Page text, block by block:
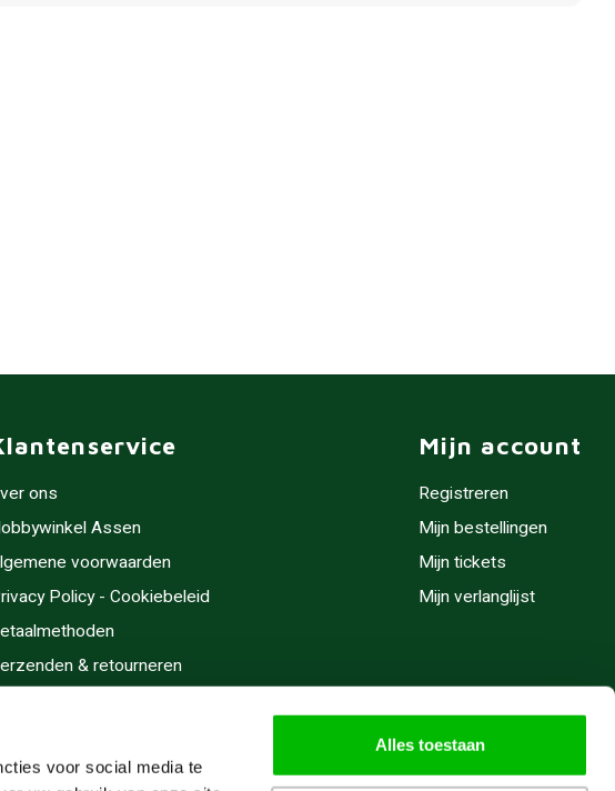
voor social media te
Alles toestaan
ons
Assen
voorwaarden
Policy - Cookiebeleid
& retourneren
Mijn account
Registreren
Mijn bestellingen
Mijn tickets
Mijn verlanglijst